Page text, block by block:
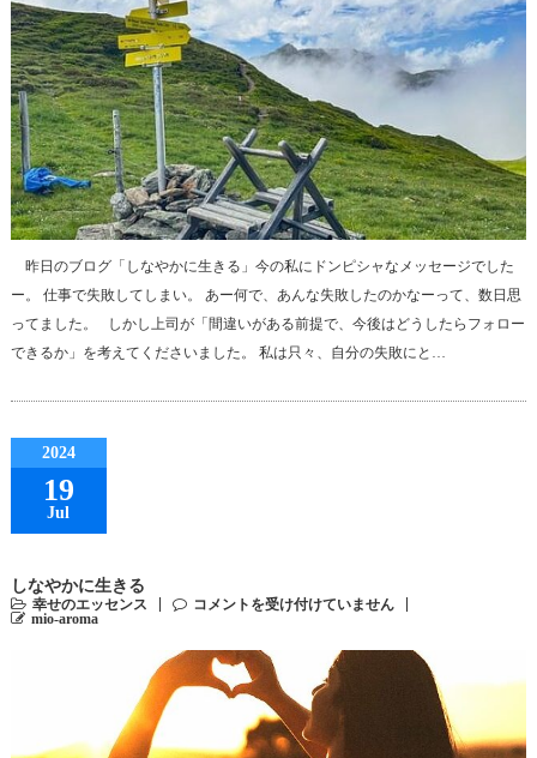
昨日のブログ「しなやかに生きる」今の私にドンピシャなメッセージでした
ー。 仕事で失敗してしまい。 あー何で、あんな失敗したのかなーって、数日思
ってました。 しかし上司が「間違いがある前提で、今後はどうしたらフォロー
できるか」を考えてくださいました。 私は只々、自分の失敗にと…
2024
19
Jul
しなやかに生きる
幸せのエッセンス
コメントを受け付けていません
mio-aroma